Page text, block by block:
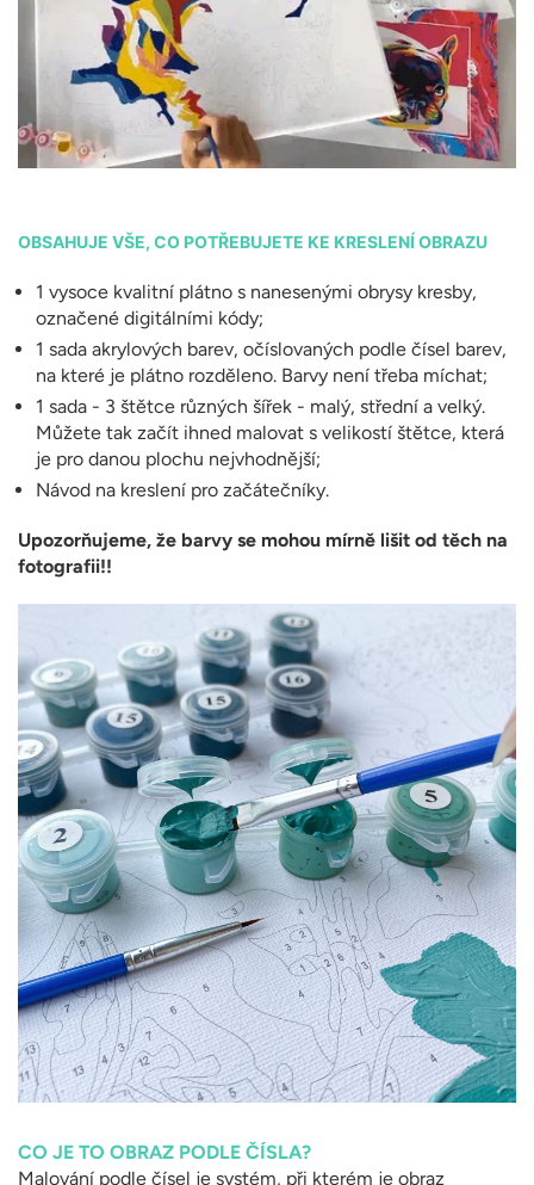
OBSAHUJE VŠE, CO POTŘEBUJETE KE KRESLENÍ OBRAZU
1 vysoce kvalitní plátno s nanesenými obrysy kresby,
označené digitálními kódy;
1 sada akrylových barev, očíslovaných podle čísel barev,
na které je plátno rozděleno. Barvy není třeba míchat;
1 sada - 3 štětce různých šířek - malý, střední a velký.
Můžete tak začít ihned malovat s velikostí štětce, která
je pro danou plochu nejvhodnější;
Návod na kreslení pro začátečníky.
Upozorňujeme, že barvy se mohou mírně lišit od těch na
fotografii!!
CO JE TO OBRAZ PODLE ČÍSLA?
Malování podle čísel je systém, při kterém je obraz